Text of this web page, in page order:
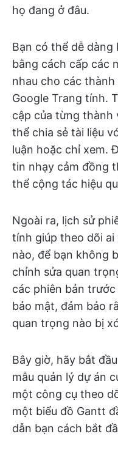
họ đang ở đâu.
Bạn có thể dễ dàng
bằng cách cấp các
nhau cho các
Google Trang tính.
cập của từng thành
thể chia sẻ tài liệu
luận hoặc chỉ xem.
tin nhạy cảm đồng
thể cộng tác hiệu
Ngoài ra, lịch sử
tính giúp theo dõi
nào, để bạn không
chỉnh sửa quan
các phiên bản
bảo mật, đảm bảo
quan trọng nào bị
Bây giờ, hãy bắt
mẫu quản lý dự án
một công cụ theo
một biểu đồ Gantt
dẫn bạn cách bắt